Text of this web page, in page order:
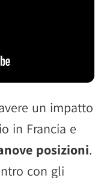
un impatto
in Francia e
posizioni.
con gli